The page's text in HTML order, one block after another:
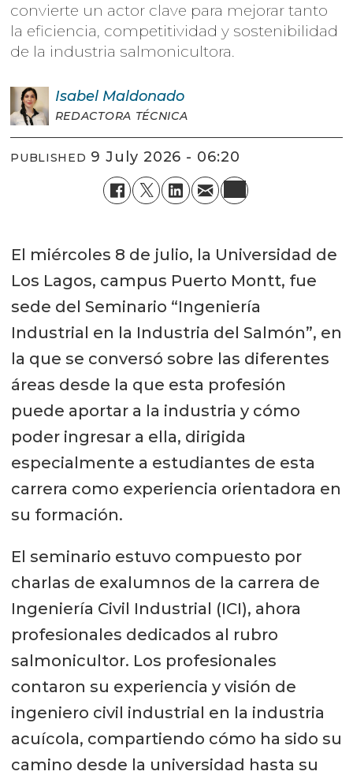
convierte un actor clave para mejorar tanto
la eficiencia, competitividad y sostenibilidad
de la industria salmonicultora.
Isabel Maldonado
REDACTORA TÉCNICA
PUBLISHED 9 July 2026 - 06:20
El miércoles 8 de julio, la Universidad de
Los Lagos, campus Puerto Montt, fue
sede del Seminario “Ingeniería
Industrial en la Industria del Salmón”, en
la que se conversó sobre las diferentes
áreas desde la que esta profesión
puede aportar a la industria y cómo
poder ingresar a ella, dirigida
especialmente a estudiantes de esta
carrera como experiencia orientadora en
su formación.
El seminario estuvo compuesto por
charlas de exalumnos de la carrera de
Ingeniería Civil Industrial (ICI), ahora
profesionales dedicados al rubro
salmonicultor. Los profesionales
contaron su experiencia y visión de
ingeniero civil industrial en la industria
acuícola, compartiendo cómo ha sido su
camino desde la universidad hasta su